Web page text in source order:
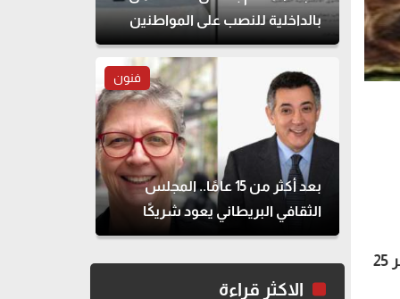
ردت الفنانة شيرين رضا على انتقادات مهاجمتها تجهيزات وقائمة الزواج، وقولها بإنها حصلت على مهر 25
بالداخلية للنصب على المواطنين
فنون
بعد أكثر من 15 عامًا.. المجلس
الثقافي البريطاني يعود شريكًا
لمهرجان القاهرة للمسرح التجريبي
الاكثر قراءة